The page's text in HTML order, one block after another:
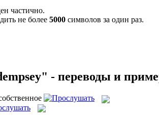
частично.
не более 5000 символов за один раз.
- переводы и